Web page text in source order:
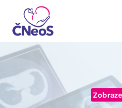
Přeskočit
obsah